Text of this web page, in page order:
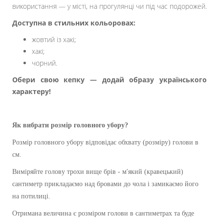
використання — у місті, на прогулянці чи під час подорожей.
Доступна в стильних кольоровах:
жовтий із хакі;
хакі;
чорний.
Обери свою кепку — додай образу українського
характеру!
Як вибрати розмір головного убору?
Розмір головного убору відповідає обхвату (розміру) голови в
см.
Виміряйте голову трохи вище брів - м'який (кравецький)
сантиметр прикладаємо над бровами до чола і замикаємо його
на потилиці.
Отримана величина є розміром голови в сантиметрах та буде